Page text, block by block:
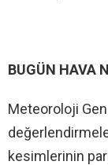
BUGÜN HAVA
Meteoroloji
kesimlerinin